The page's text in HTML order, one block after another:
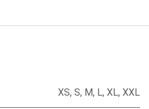
XS, S, M, L, XL, XXL